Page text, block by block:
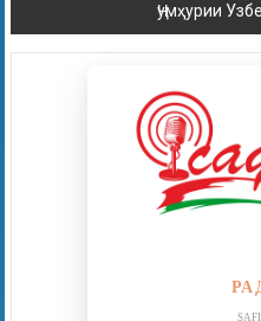
Ҷумҳурии